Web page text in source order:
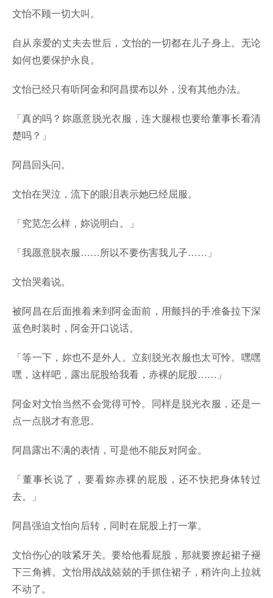
文怡不顾一切大叫。
自从亲爱的丈夫去世后，文怡的一切都在儿子身上。无论
如何也要保护永良。
文怡已经只有听阿金和阿昌摆布以外，没有其他办法。
「真的吗？妳愿意脱光衣服，连大腿根也要给董事长看清
楚吗？」
阿昌回头问。
文怡在哭泣，流下的眼泪表示她巳经屈服。
「究苋怎么样，妳说明白。」
「我愿意脱衣服……所以不要伤害我儿子……」
文怡哭着说。
被阿昌在后面推着来到阿金面前，用颤抖的手准备拉下深
蓝色时装时，阿金开口说话。
「等一下，妳也不是外人。立刻脱光衣服也太可怜。嘿嘿
嘿，这样吧，露出屁股给我看，赤裸的屁股……」
阿金对文怡当然不会觉得可怜。同样是脱光衣服，还是一
点一点脱才有意思。
阿昌露出不满的表情，可是他不能反对阿金。
「董事长说了，要看妳赤裸的屁股，还不快把身体转过
去。」
阿昌强迫文怡向后转，同时在屁股上打一掌。
文怡伤心的吱紧牙关。要给他看屁股，那就要撩起裙子褪
下三角裤。文怡用战战兢兢的手抓住裙子，稍许向上拉就
不动了。